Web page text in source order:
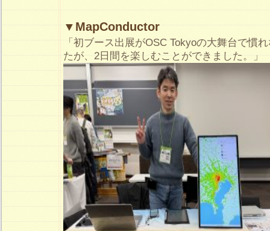
▼MapConductor
「初ブース出展がOSC Tokyoの大舞台で慣
たが、2日間を楽しむことができました。」